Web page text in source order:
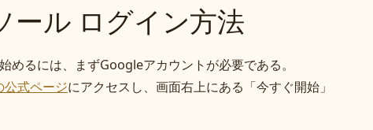
ール ログイン方法
めるには、まずGoogleアカウントが必要である。
式ページにアクセスし、画面右上にある「今すぐ開始」